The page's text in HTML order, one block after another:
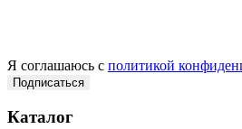
Я соглашаюсь с политикой
Подписаться
Каталог